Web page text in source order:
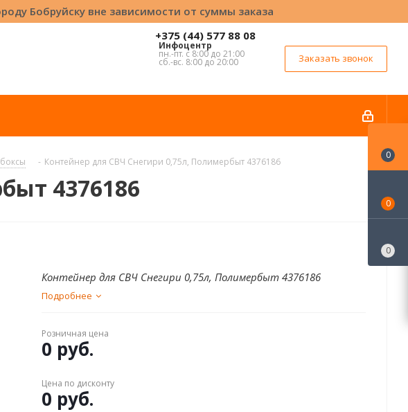
Бобруйску вне зависимости от суммы заказа
+375 (44) 577 88 08
Инфоцентр
пн.-пт. с 8:00 до 21:00
сб.-вс. 8:00 до 20:00 Заказать звонок
- Контейнер для СВЧ Снегири 0,75л, Полимербыт 4376186
4376186
Контейнер для СВЧ Снегири 0,75л, Полимербыт 4376186
Подробнее
Розничная цена
0 руб.
Цена по дисконту
0 руб.
0
0
0